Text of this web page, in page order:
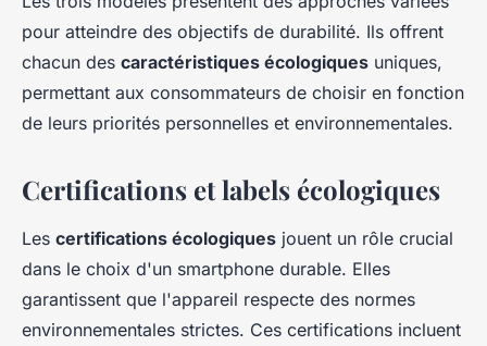
pour atteindre des objectifs de durabilité. Ils offrent
chacun des caractéristiques écologiques uniques,
permettant aux consommateurs de choisir en fonction
de leurs priorités personnelles et environnementales.
Certifications et labels écologiques
Les certifications écologiques jouent un rôle crucial
dans le choix d'un smartphone durable. Elles
garantissent que l'appareil respecte des normes
environnementales strictes. Ces certifications incluent